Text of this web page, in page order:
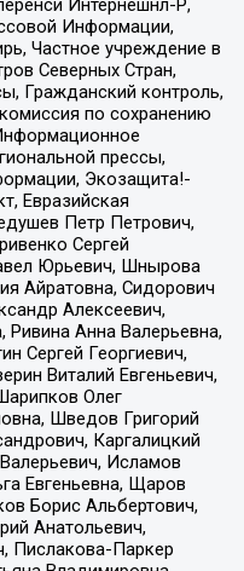
Интернешнл-Р,
Информации,
Частное учреждение в
Северных Стран,
Гражданский контроль,
по сохранению
прессы,
Экозащита!-
Евразийская
Петр Петрович,
Сергей
Юрьевич, Шнырова
Айратовна, Сидорович
Алексеевич,
Ривина Анна Валерьевна,
Сергей Георгиевич,
Виталий Евгеньевич,
Олег
Шведов Григорий
Каргалицкий
Исламов
Евгеньевна, Щаров
Борис Альбертович,
Анатольевич,
Пислакова-Паркер